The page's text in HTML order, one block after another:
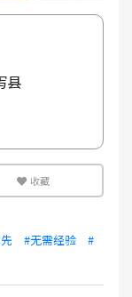
县
收藏
#无需经验
#